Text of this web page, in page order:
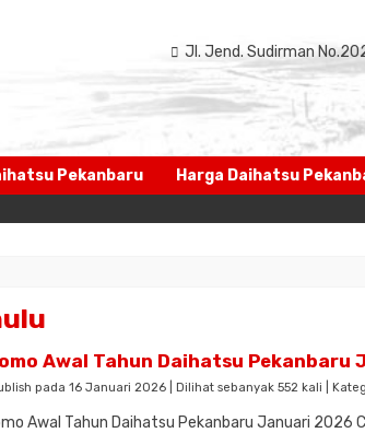
Jl. Jend. Sudirman
Pekanbaru Harga Daihatsu
Awal Tahun Daihatsu Pekanbaru
pada 16 Januari 2026 | Dilihat sebanyak 552 kali |
Awal Tahun Daihatsu Pekanbaru Januari 2026